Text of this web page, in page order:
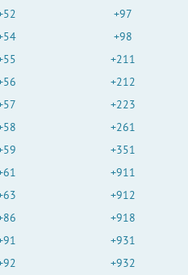
+97
+98
+211
+212
+223
+261
+351
+911
+912
+918
+931
+932